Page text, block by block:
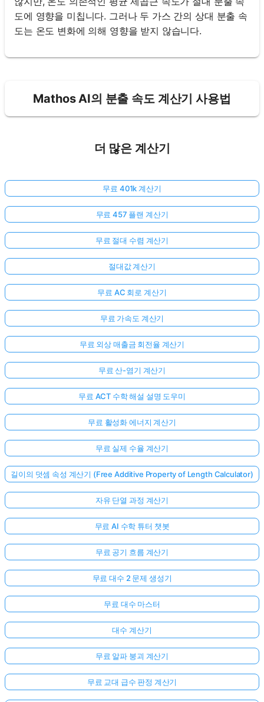
도에 영향을 미칩니다. 그러나 두 가스 간의 상대 분출 속
도는 온도 변화에 의해 영향을 받지 않습니다.
Mathos AI의 분출 속도 계산기 사용법
더 많은 계산기
무료 401k 계산기
무료 457 플랜 계산기
무료 절대 수렴 계산기
절대값 계산기
무료 AC 회로 계산기
무료 가속도 계산기
무료 외상 매출금 회전율 계산기
무료 산-염기 계산기
무료 ACT 수학 해설 설명 도우미
무료 활성화 에너지 계산기
무료 실제 수율 계산기
길이의 덧셈 속성 계산기 (Free Additive Property of Length Calculator)
자유 단열 과정 계산기
무료 AI 수학 튜터 챗봇
무료 공기 흐름 계산기
무료 대수 2 문제 생성기
무료 대수 마스터
대수 계산기
무료 알파 붕괴 계산기
무료 교대 급수 판정 계산기